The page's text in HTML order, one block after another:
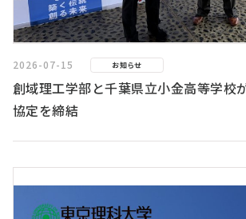
2026-07-15 お知らせ
創域理工学部と千葉県立小金高等学校
協定を締結